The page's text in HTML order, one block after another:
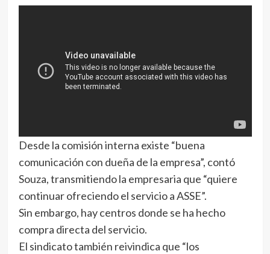
Desde la comisión interna existe “buena
comunicación con dueña de la empresa”, contó
Souza, transmitiendo la empresaria que “quiere
continuar ofreciendo el servicio a ASSE”.
Sin embargo, hay centros donde se ha hecho
compra directa del servicio.
El sindicato también reivindica que “los